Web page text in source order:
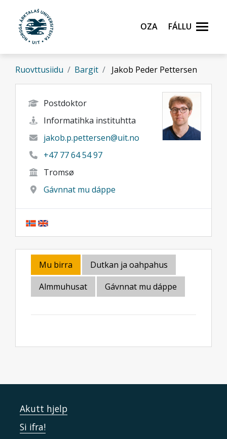
Gå til hovedinnhold
Oza
Fállu
Ruovttusiidu Bargit Jakob Peder Pettersen
Postdoktor
Informatihka instituhtta
jakob.p.pettersen@uit.no
+47 77 64 54 97
Tromsø
Gávnnat mu dáppe
Mu birra
Dutkan ja oahpahus
Almmuhusat
Gávnnat mu dáppe
Akutt hjelp
Si ifra!